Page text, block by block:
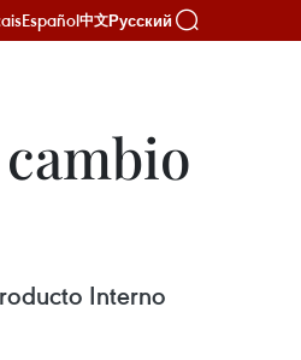
Español中文Русский
Interno